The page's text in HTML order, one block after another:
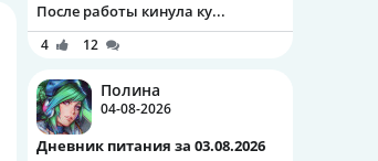
После работы кинула ку...
4 12
Полина
04-08-2026
Дневник питания за 03.08.2026